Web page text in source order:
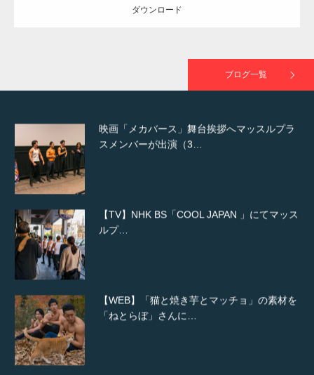
ダウンロード
ブログ一覧
映画「メカバース」舞台挨拶へマッスルプラ
スメンバーが出演（3…
【TV】NHK BS「COOL JAPAN 」にてマッス
ルプ…
【WEB】「猫と焼き芋とマッチョ」の素材を
「ねとらぼ」さんに…